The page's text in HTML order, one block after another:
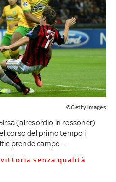
©Getty Images
(all'esordio in rossoner)
corso del primo tempo i
prende campo... -
vittoria senza qualità